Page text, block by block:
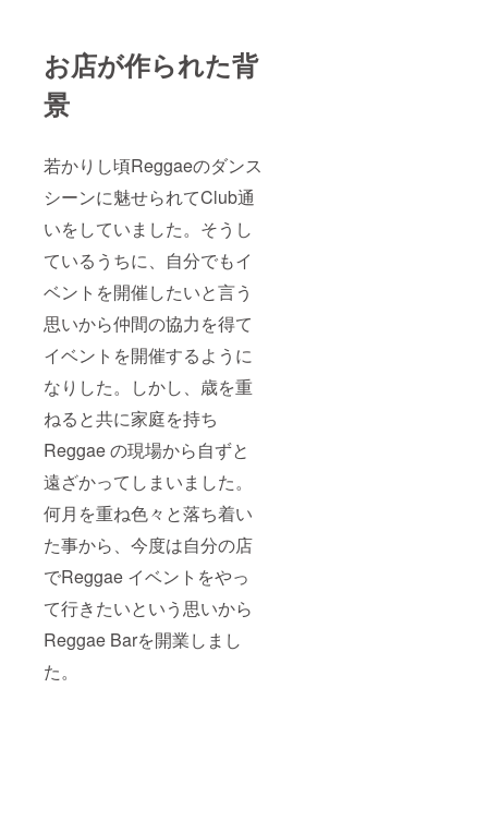
お店が作られた背
景
若かりし頃Reggaeのダンス
シーンに魅せられてClub通
いをしていました。そうし
ているうちに、自分でもイ
ベントを開催したいと言う
思いから仲間の協力を得て
イベントを開催するように
なりした。しかし、歳を重
ねると共に家庭を持ち
Reggae の現場から自ずと
遠ざかってしまいました。
何月を重ね色々と落ち着い
た事から、今度は自分の店
でReggae イベントをやっ
て行きたいという思いから
Reggae Barを開業しまし
た。